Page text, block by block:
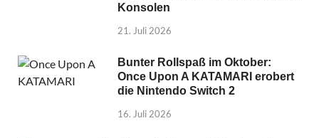
Konsolen
21. Juli 2026
Bunter Rollspaß im Oktober:
Once Upon A KATAMARI erobert
die Nintendo Switch 2
16. Juli 2026